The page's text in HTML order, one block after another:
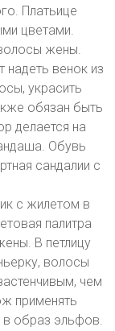
Платьице
цветами.
жены.
венок из
украсить
обязан быть
делается на
Обувь
сандалии с
с жилетом в
палитра
В петлицу
волосы
чем
применять
в образ эльфов.